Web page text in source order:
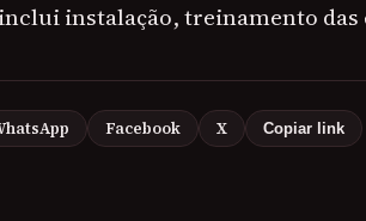
instalação, treinamento das
Facebook X Copiar link